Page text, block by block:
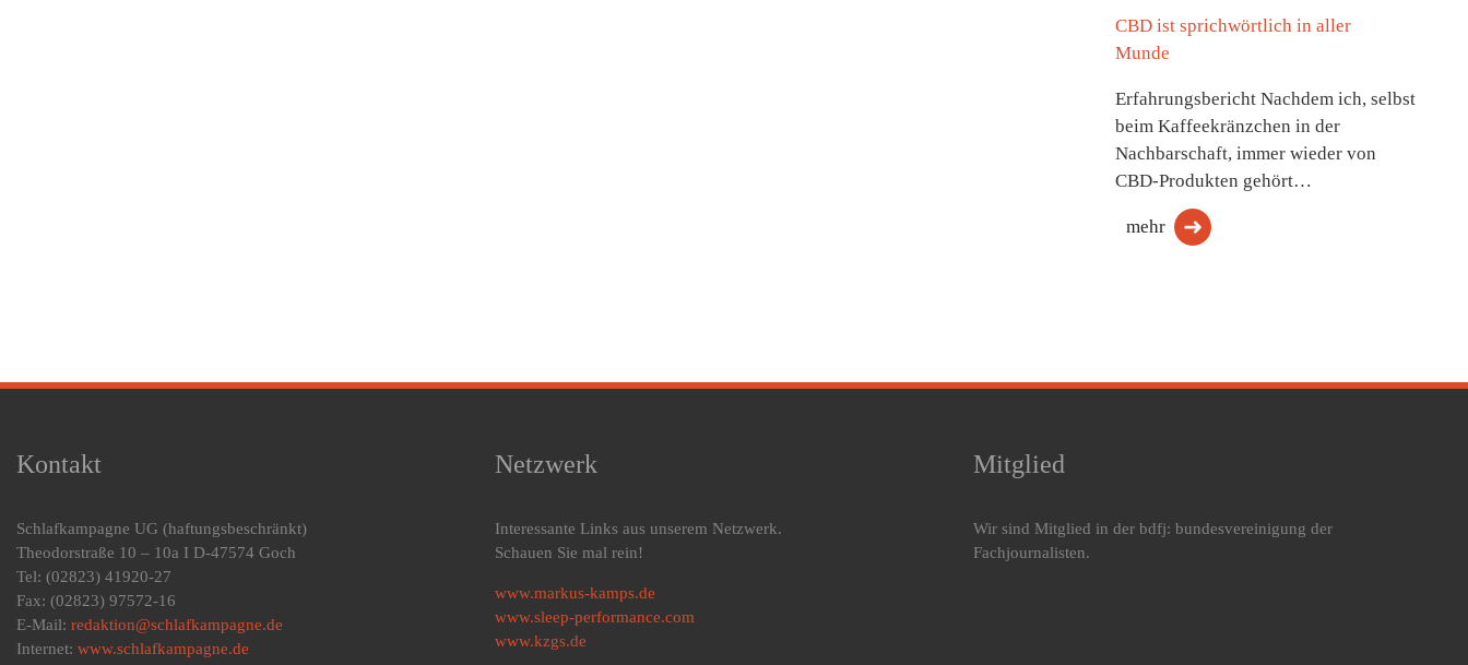
CBD ist sprichwörtlich in aller
Munde
Erfahrungsbericht Nachdem ich, selbst
beim Kaffeekränzchen in der
Nachbarschaft, immer wieder von
CBD-Produkten gehört…
mehr
Kontakt
Schlafkampagne UG (haftungsbeschränkt)
Theodorstraße 10 – 10a I D-47574 Goch
Tel: (02823) 41920-27
Fax: (02823) 97572-16
E-Mail: redaktion@schlafkampagne.de
Internet: www.schlafkampagne.de
Netzwerk
Interessante Links aus unserem Netzwerk.
Schauen Sie mal rein!
www.markus-kamps.de
www.sleep-performance.com
www.kzgs.de
Mitglied
Wir sind Mitglied in der bdfj: bundesvereinigung der
Fachjournalisten.